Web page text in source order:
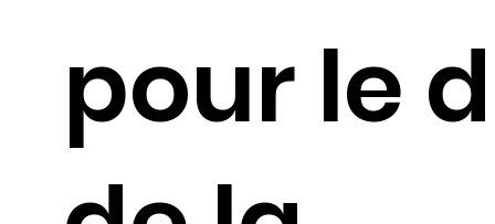
pour le